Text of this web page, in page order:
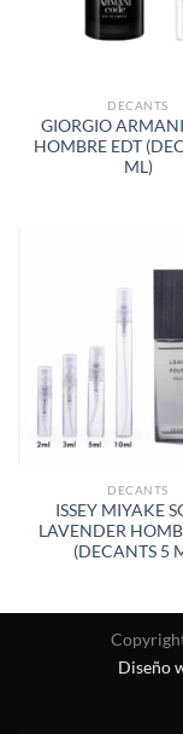
DECANTS
GIORGIO
HOMBRE EDT
ML)
DECANTS
ISSEY MIYAKE
LAVENDER
(DECANTS 5
Diseño